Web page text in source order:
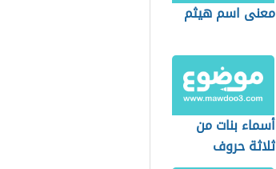
معنى اسم هيثم
أسماء بنات من
ثلاثة حروف